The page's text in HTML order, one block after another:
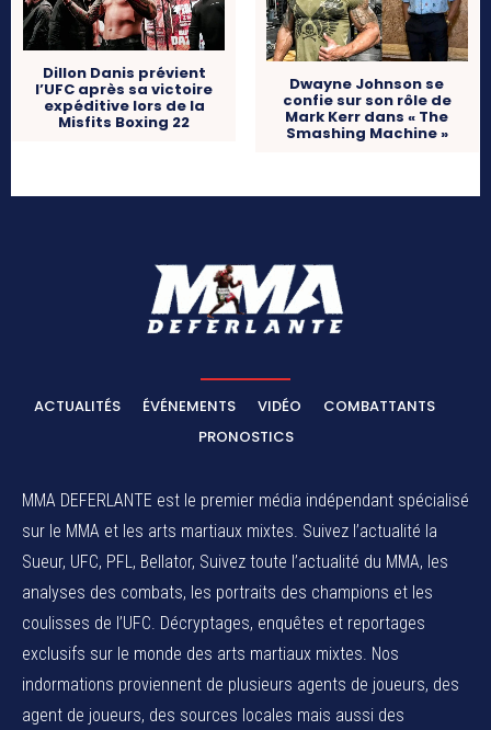
Dillon Danis prévient
l’UFC après sa victoire
expéditive lors de la
Misfits Boxing 22
Dwayne Johnson se
confie sur son rôle de
Mark Kerr dans « The
Smashing Machine »
ACTUALITÉS ÉVÉNEMENTS VIDÉO
COMBATTANTS
PRONOSTICS
MMA DEFERLANTE est le premier média indépendant spécialisé
sur le MMA et les arts martiaux mixtes. Suivez l’actualité la
Sueur, UFC, PFL, Bellator, Suivez toute l’actualité du MMA, les
analyses des combats, les portraits des champions et les
coulisses de l’UFC. Décryptages, enquêtes et reportages
exclusifs sur le monde des arts martiaux mixtes. Nos
indormations proviennent de plusieurs agents de joueurs, des
agent de joueurs, des sources locales mais aussi des